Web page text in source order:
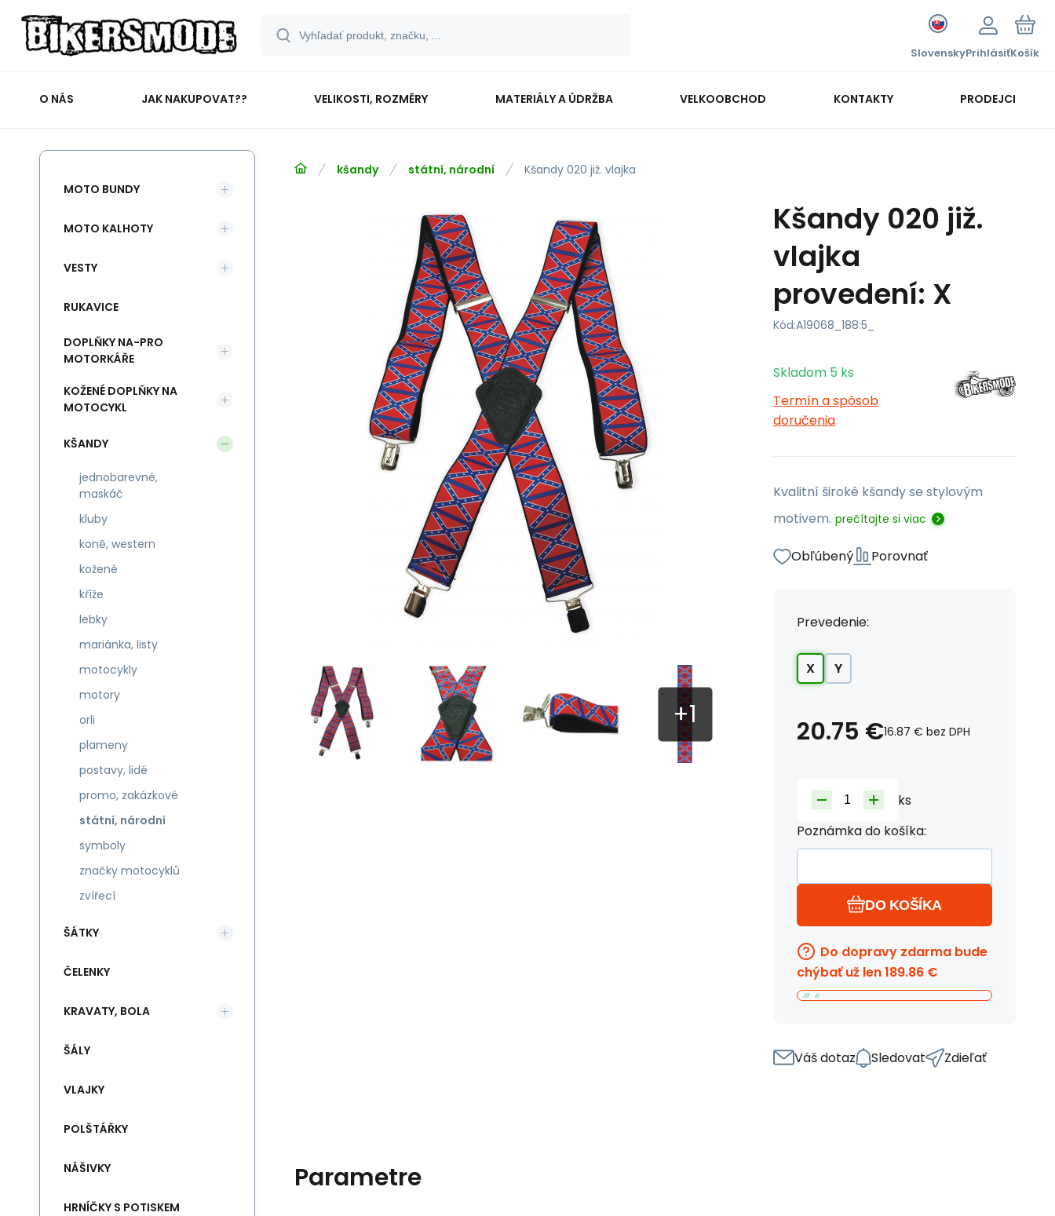
SlovenskyPrihlásiťKošík
O NÁS JAK NAKUPOVAT?? VELIKOSTI, ROZMĚRY MATERIÁLY A ÚDRŽBA VELKOOBCHOD KONTAKTY PRODEJCI
kšandy státní, národní Kšandy 020 již. vlajka
Kšandy 020 již.
vlajka
provedení: X
Kód:A19068_188:5_
Skladom 5 ks
Termín a spôsob
doručenia
Kvalitní široké kšandy se stylovým
motivem. prečítajte si viac
Obľúbený Porovnať
Prevedenie:
X Y
20.75 €16.87 € bez DPH
ks
Poznámka do košíka:
DO KOŠÍKA
Do dopravy zdarma bude
chýbať už len189.86 €
Váš dotaz Sledovat Zdieľať
Parametre
MOTO BUNDY
MOTO KALHOTY
VESTY
RUKAVICE
DOPLŇKY NA-PRO
MOTORKÁŘE
KOŽENÉ DOPLŇKY NA
MOTOCYKL
KŠANDY
jednobarevné,
maskáč
kluby
koně, western
kožené
kříže
lebky
mariánka, listy
motocykly
motory
orli
plameny
postavy, lidé
promo, zakázkové
státní, národní
symboly
značky motocyklů
zvířecí
ŠÁTKY
ČELENKY
KRAVATY, BOLA
ŠÁLY
VLAJKY
POLŠTÁŘKY
NÁŠIVKY
HRNÍČKY S POTISKEM